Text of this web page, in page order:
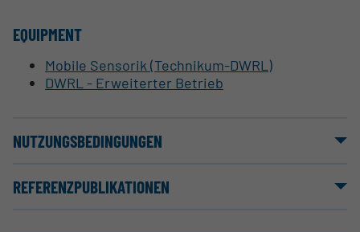
EQUIPMENT
Mobile Sensorik (Technikum-DWRL)
DWRL - Erweiterter Betrieb
NUTZUNGSBEDINGUNGEN
REFERENZPUBLIKATIONEN